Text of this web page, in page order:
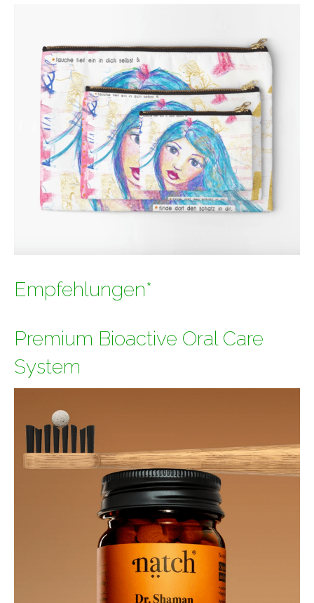
Empfehlungen*
Premium Bioactive Oral Care
System